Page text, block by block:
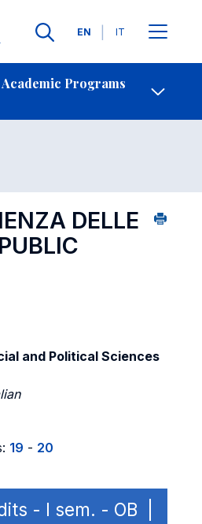
Languages
EN IT
Programs
Contact Us
2012
DELLE
and Political Sciences
19 - 20
- I sem. - OB |